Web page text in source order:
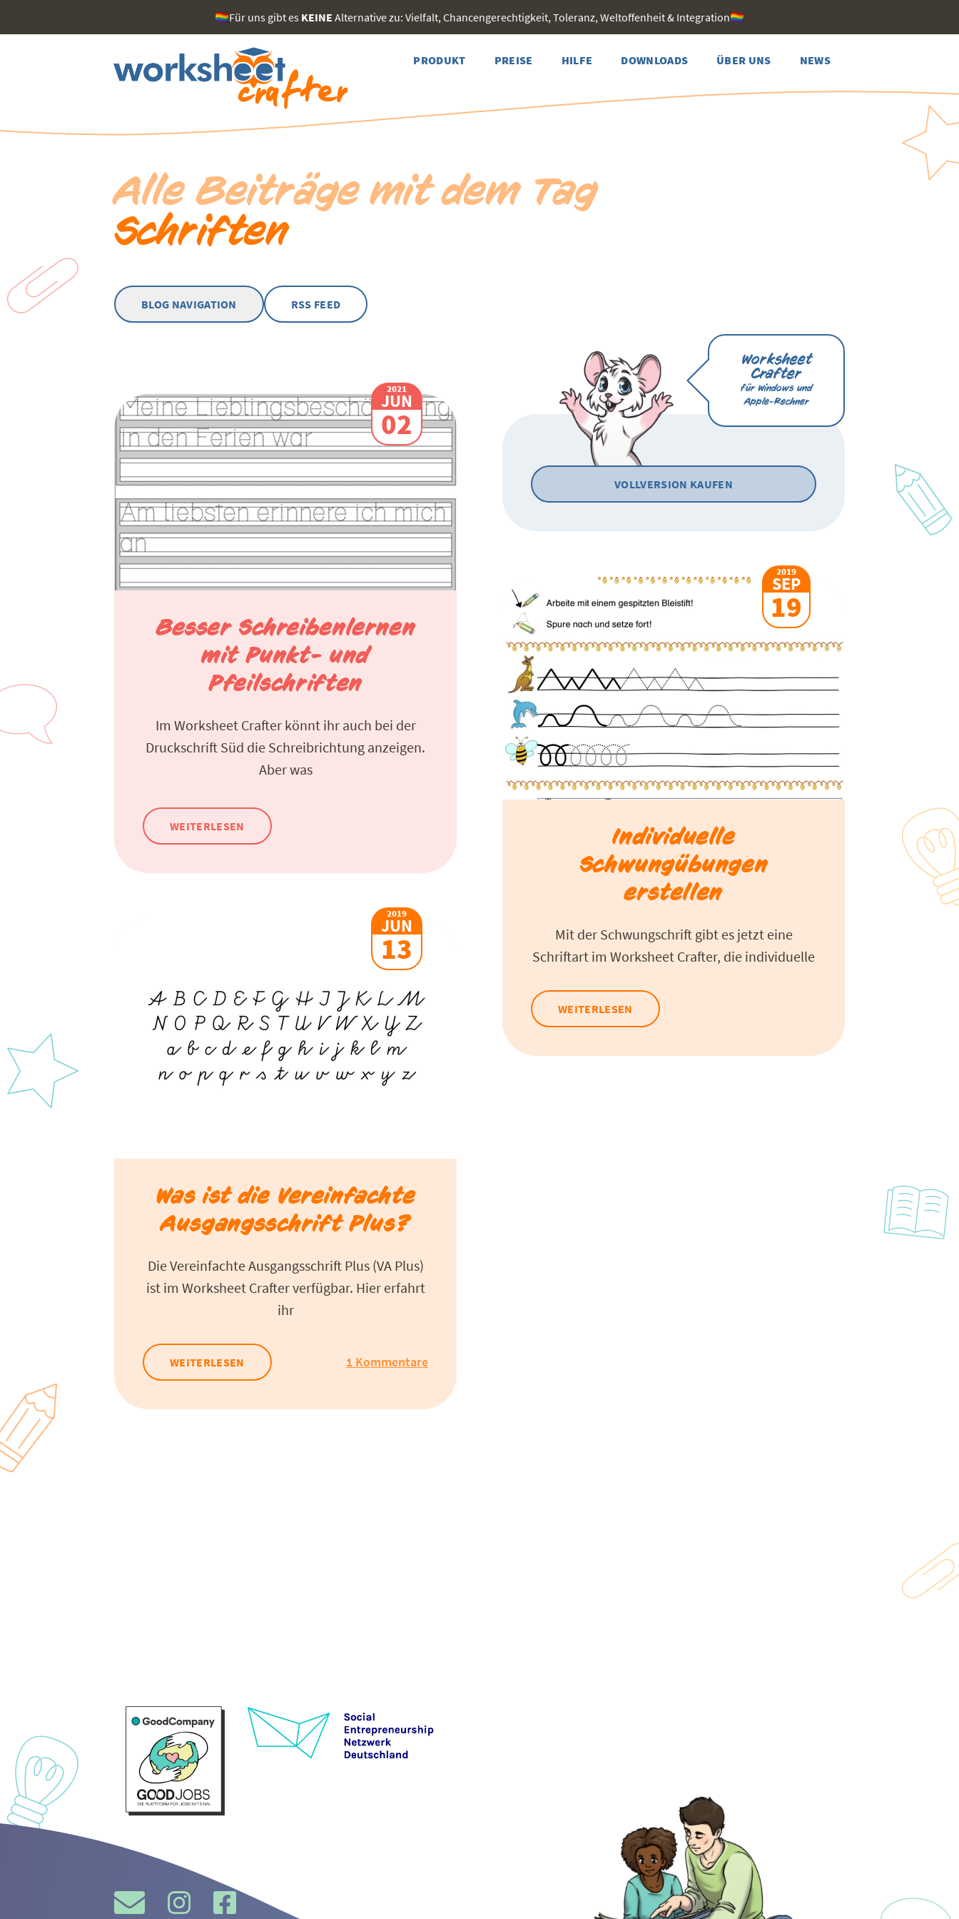
🏳️‍🌈Für uns gibt es KEINE Alternative zu: Vielfalt, Chancengerechtigkeit, Toleranz, Weltoffenheit & Integration🏳️‍🌈
PRODUKT PREISE HILFE DOWNLOADS ÜBER UNS NEWS
Alle Beiträge mit dem Tag
Schriften
BLOG NAVIGATION RSS FEED
Worksheet
Crafter
für Windows und
Apple-Rechner
VOLLVERSION KAUFEN
2021
JUN
02
Besser Schreibenlernen
mit Punkt- und
Pfeilschriften
Im Worksheet Crafter könnt ihr auch bei der
Druckschrift Süd die Schreibrichtung anzeigen.
Aber was
WEITERLESEN
2019
SEP
19
Individuelle
Schwungübungen
erstellen
Mit der Schwungschrift gibt es jetzt eine
Schriftart im Worksheet Crafter, die individuelle
WEITERLESEN
2019
JUN
13
Was ist die Vereinfachte
Ausgangsschrift Plus?
Die Vereinfachte Ausgangsschrift Plus (VA Plus)
ist im Worksheet Crafter verfügbar. Hier erfahrt
ihr
WEITERLESEN 1 Kommentare